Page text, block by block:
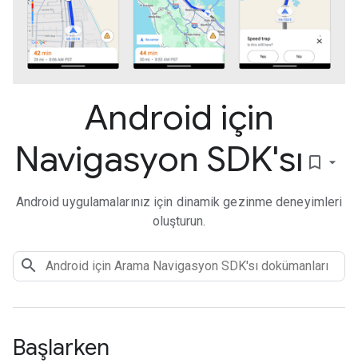
Android için
Navigasyon SDK'sı bookmark_border
Android uygulamalarınız için dinamik gezinme deneyimleri
oluşturun.
Başlarken